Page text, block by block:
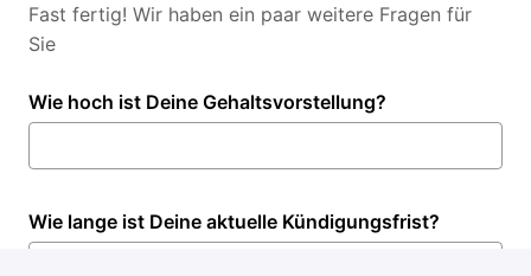
Fast fertig! Wir haben ein paar weitere Fragen für
Sie
Wie hoch ist Deine Gehaltsvorstellung?
Wie lange ist Deine aktuelle Kündigungsfrist?